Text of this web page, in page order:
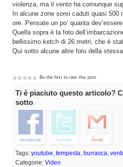
violenza, ma il vento ha comunque
In alcune zone sono caduti quasi
ore. Pensate un po’ quanta
Quella sopra è la foto
bellissimo ketch di 26 metri, che è
Qui sotto alcune altre foto della
Be the first to rate this post
Ti è piaciuto questo articolo?
sotto
Tags: youtube, tempesta, burrasca,
Categorie: Video